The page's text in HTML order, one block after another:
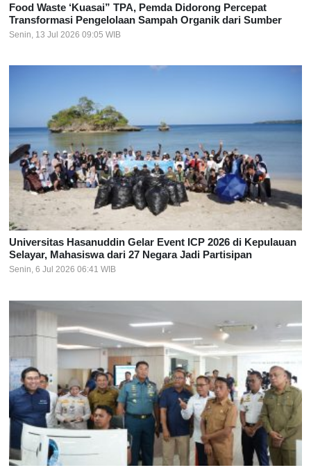
Food Waste ‘Kuasai” TPA, Pemda Didorong Percepat
Transformasi Pengelolaan Sampah Organik dari Sumber
Senin, 13 Jul 2026 09:05 WIB
Universitas Hasanuddin Gelar Event ICP 2026 di Kepulauan
Selayar, Mahasiswa dari 27 Negara Jadi Partisipan
Senin, 6 Jul 2026 06:41 WIB